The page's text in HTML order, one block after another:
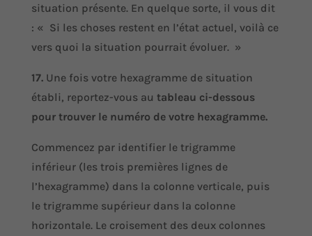
situation présente. En quelque sorte, il vous dit
: « Si les choses restent en l’état actuel, voilà ce
vers quoi la situation pourrait évoluer. »
17.Une fois votre hexagramme de situation
établi, reportez-vous au tableau ci-dessous
pour trouver le numéro de votre hexagramme.
Commencez par identifier le trigramme
inférieur (les trois premières lignes de
l’hexagramme) dans la colonne verticale, puis
le trigramme supérieur dans la colonne
horizontale. Le croisement des deux colonnes